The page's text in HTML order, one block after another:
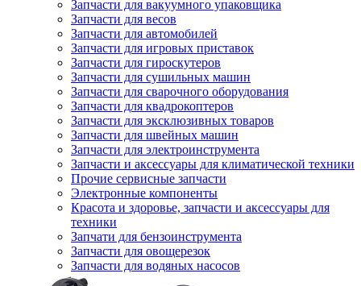
Запчасти для вакуумного упаковщика
Запчасти для весов
Запчасти для автомобилей
Запчасти для игровых приставок
Запчасти для гироскутеров
Запчасти для сушильных машин
Запчасти для сварочного оборудования
Запчасти для квадрокоптеров
Запчасти для эксклюзивных товаров
Запчасти для швейных машин
Запчасти для электроинструмента
Запчасти и аксессуары для климатической техники
Прочие сервисные запчасти
Электронные компоненты
Красота и здоровье, запчасти и аксессуары для
техники
Запчати для бензоинструмента
Запчасти для овощерезок
Запчасти для водяных насосов